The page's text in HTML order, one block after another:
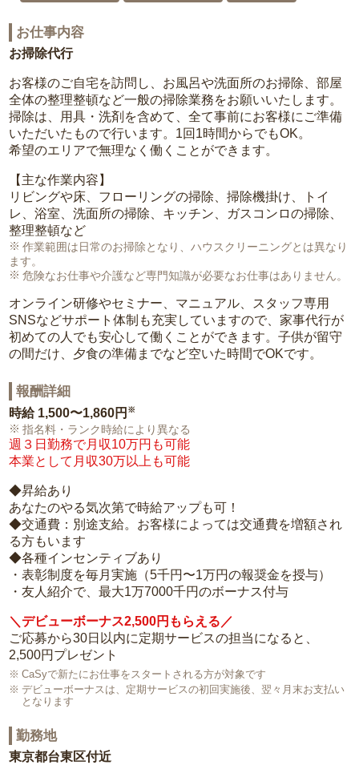
お仕事内容
お掃除代行
お客様のご自宅を訪問し、お風呂や洗面所のお掃除、部屋
全体の整理整頓など一般の掃除業務をお願いいたします。
掃除は、用具・洗剤を含めて、全て事前にお客様にご準備
いただいたもので行います。1回1時間からでもOK。
希望のエリアで無理なく働くことができます。
【主な作業内容】
リビングや床、フローリングの掃除、掃除機掛け、トイ
レ、浴室、洗面所の掃除、キッチン、ガスコンロの掃除、
整理整頓など
作業範囲は日常のお掃除となり、ハウスクリーニングとは異なり
ます。
危険なお仕事や介護など専門知識が必要なお仕事はありません。
オンライン研修やセミナー、マニュアル、スタッフ専用
SNSなどサポート体制も充実していますので、家事代行が
初めての人でも安心して働くことができます。子供が留守
の間だけ、夕食の準備までなど空いた時間でOKです。
報酬詳細
時給 1,500〜1,860円 ※
指名料・ランク時給により異なる
週３日勤務で月収10万円も可能
本業として月収30万以上も可能
◆昇給あり
あなたのやる気次第で時給アップも可！
◆交通費：別途支給。お客様によっては交通費を増額され
る方もいます
◆各種インセンティブあり
・表彰制度を毎月実施（5千円〜1万円の報奨金を授与）
・友人紹介で、最大1万7000千円のボーナス付与
＼デビューボーナス2,500円もらえる／
ご応募から30日以内に定期サービスの担当になると、
2,500円プレゼント
CaSyで新たにお仕事をスタートされる方が対象です
デビューボーナスは、定期サービスの初回実施後、翌々月末お支払い
となります
勤務地
東京都台東区付近